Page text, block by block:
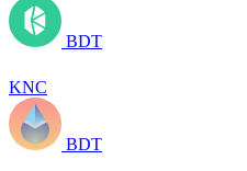
BDT
KNC
BDT